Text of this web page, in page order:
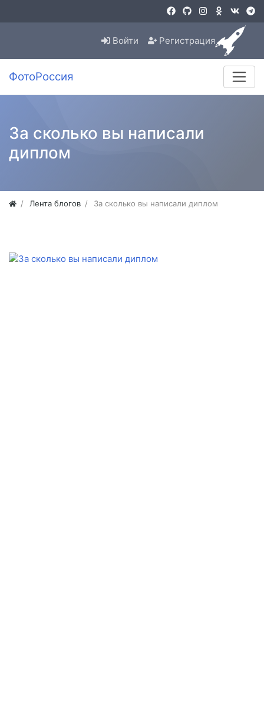
Войти Регистрация
ФотоРоссия
За сколько вы написали
диплом
Лента блогов За сколько вы написали диплом